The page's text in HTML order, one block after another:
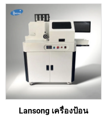
Lansong เครื่องป้อน